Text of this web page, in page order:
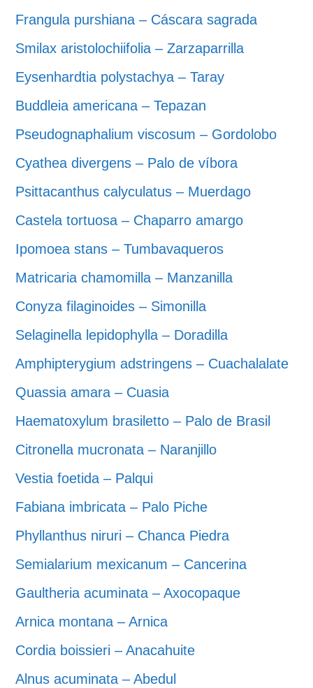
Frangula purshiana – Cáscara sagrada
Smilax aristolochiifolia – Zarzaparrilla
Eysenhardtia polystachya – Taray
Buddleia americana – Tepazan
Pseudognaphalium viscosum – Gordolobo
Cyathea divergens – Palo de víbora
Psittacanthus calyculatus – Muerdago
Castela tortuosa – Chaparro amargo
Ipomoea stans – Tumbavaqueros
Matricaria chamomilla – Manzanilla
Conyza filaginoides – Simonilla
Selaginella lepidophylla – Doradilla
Amphipterygium adstringens – Cuachalalate
Quassia amara – Cuasia
Haematoxylum brasiletto – Palo de Brasil
Citronella mucronata – Naranjillo
Vestia foetida – Palqui
Fabiana imbricata – Palo Piche
Phyllanthus niruri – Chanca Piedra
Semialarium mexicanum – Cancerina
Gaultheria acuminata – Axocopaque
Arnica montana – Arnica
Cordia boissieri – Anacahuite
Alnus acuminata – Abedul